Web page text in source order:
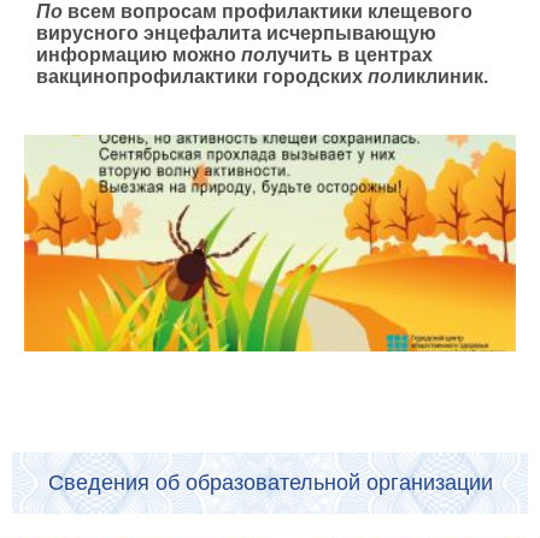
По всем вопросам профилактики клещевого
вирусного энцефалита исчерпывающую
информацию можно получить в центрах
вакцинопрофилактики городских поликлиник.
Сведения об образовательной организации